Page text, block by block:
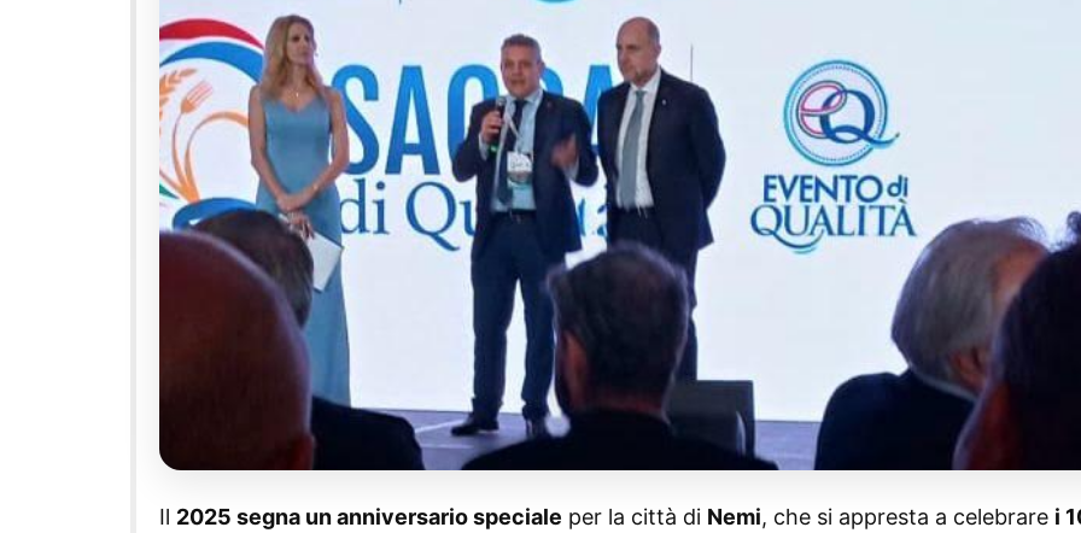
Il 2025 segna un anniversario speciale per la città di Nemi, che si appresta a celebrare i